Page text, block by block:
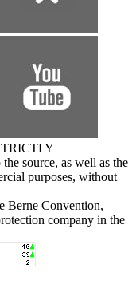
source, as well as the
purposes, without
Berne Convention,
company in the